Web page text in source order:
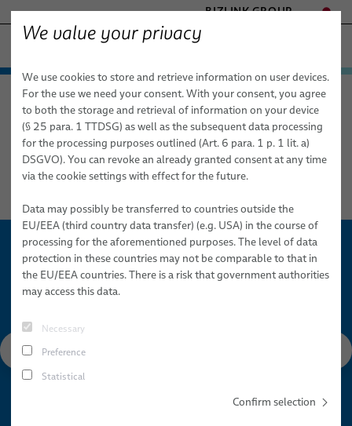
BIZLINK GROUP
- ENGINEERED SOLUTIONS
HEALTHCARE
MARINE
MOBILITY
SEMICONDUCTOR TECHNOLOGY
SILICONE CABLE SOLUTIONS
TELECOM & NETWORKING
製品 / サービス
オートメーションとドライブ
FieldLink® ケーブル
ケーブル組み立て品
サービス
ロボット
ドレスパックシステム
ロボット用ケーブルの組立
動的オートメーション用途向け産業用ロボットホースおよ
ファクトリーオートメーション & 機械 製品 / サービス
ロボット
ドレスパックシステム
格納システム
格納システム
このプレビュー画像をクリックすることで、Google (USA)
からのコンテンツのダウンロードに同意することになりま
クセスしたという情報と、この文脈で技術的に必要なデー
タを取得します。当社は、Googleによるさらなるデータ処
るデータ保護は適切なレベルにはないことに注意してくだ
プライバシーポリシー
We value your privacy
We use cookies to store and retrieve information on user devices.
For the use we need your consent. With your consent, you agree
to both the storage and retrieval of information on your device
(§ 25 para. 1 TTDSG) as well as the subsequent data processing
for the processing purposes outlined (Art. 6 para. 1 p. 1 lit. a)
DSGVO). You can revoke an already granted consent at any time
via the cookie settings with effect for the future.
Data may possibly be transferred to countries outside the
EU/EEA (third country data transfer) (e.g. USA) in the course of
processing for the aforementioned purposes. The level of data
protection in these countries may not be comparable to that in
the EU/EEA countries. There is a risk that government authorities
may access this data.
Necessary
Preference
Statistical
Confirm selection